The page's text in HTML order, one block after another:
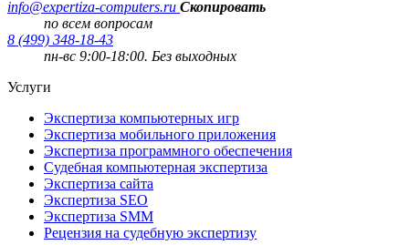
info@expertiza-computers.ru Скопировать
по всем вопросам
8 (499) 348-18-43
пн-вс 9:00-18:00. Без выходных
Услуги
Экспертиза компьютерных игр
Экспертиза мобильного приложения
Экспертиза программного обеспечения
Судебная компьютерная экспертиза
Экспертиза сайта
Экспертиза SEO
Экспертиза SMM
Рецензия на судебную экспертизу